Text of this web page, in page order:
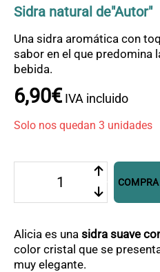
OFERTAS
CONTACTO
Sidra natural de"Autor"
Una sidra aromática con
sabor en el que predomina
bebida.
6,90€ IVA incluido
Solo nos quedan 3 unidades
cantidad
Alicia es una sidra suave
color cristal que se
muy elegante.